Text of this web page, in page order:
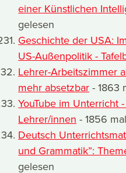
einer Künstlichen
gelesen
Geschichte der USA:
US-Außenpolitik -
Lehrer-Arbeitszimmer
mehr absetzbar - 1863
YouTube im Unterricht
Lehrer/innen - 1856
Deutsch
und Grammatik”:
gelesen